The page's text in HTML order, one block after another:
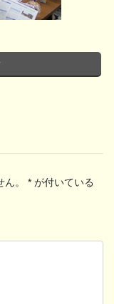
。 * が付いている